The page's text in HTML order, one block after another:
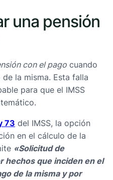
una pensión
con el pago cuando
la misma. Esta falla
para que el IMSS
73 del IMSS, la opción
en el cálculo de la
«Solicitud de
hechos que inciden en el
de la misma y por